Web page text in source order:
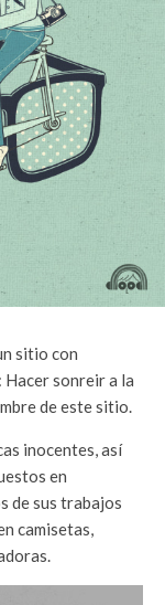
sitio con
sonreir a la
de este sitio.
inocentes, así
en
de sus trabajos
camisetas,